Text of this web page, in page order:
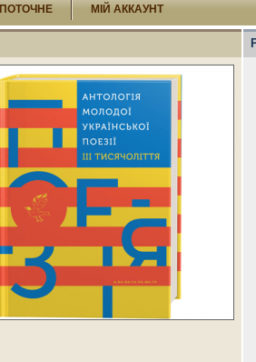
ПОТОЧНЕ МІЙ АККАУНТ